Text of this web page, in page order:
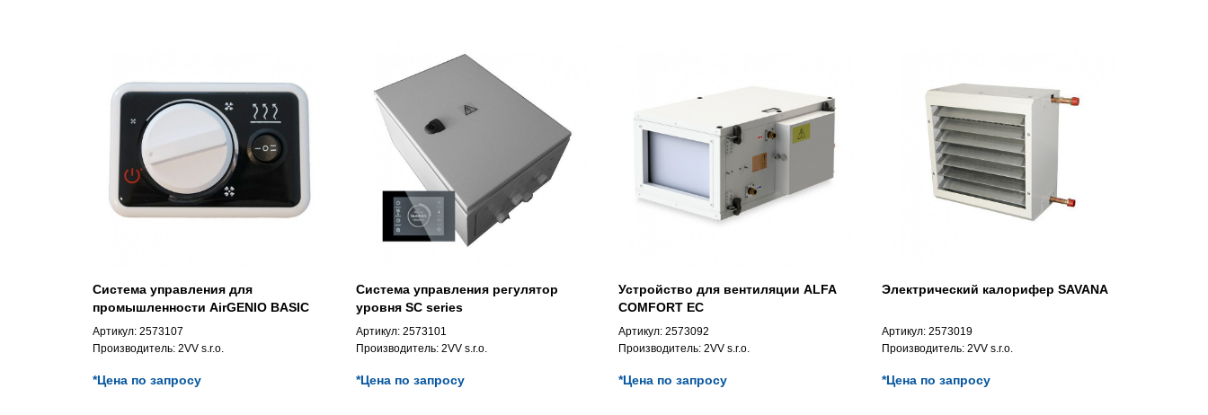
Система управления для
промышленности AirGENIO BASIC
EC
Артикул: 2573107
Производитель: 2VV s.r.o.
*Цена по запросу
Система управления регулятор
уровня SC series
Артикул: 2573101
Производитель: 2VV s.r.o.
*Цена по запросу
Устройство для вентиляции ALFA
COMFORT EC
Артикул: 2573092
Производитель: 2VV s.r.o.
*Цена по запросу
Электрический калорифер SAVANA
Артикул: 2573019
Производитель: 2VV s.r.o.
*Цена по запросу